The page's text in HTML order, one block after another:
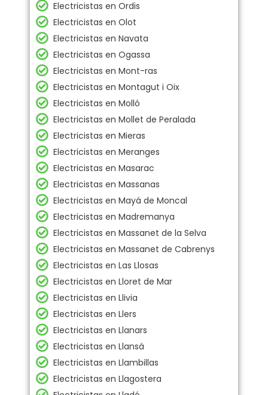
Electricistas en Ordis
Electricistas en Olot
Electricistas en Navata
Electricistas en Ogassa
Electricistas en Mont-ras
Electricistas en Montagut i Oix
Electricistas en Molló
Electricistas en Mollet de Peralada
Electricistas en Mieras
Electricistas en Meranges
Electricistas en Masarac
Electricistas en Massanas
Electricistas en Mayá de Moncal
Electricistas en Madremanya
Electricistas en Massanet de la Selva
Electricistas en Massanet de Cabrenys
Electricistas en Las Llosas
Electricistas en Lloret de Mar
Electricistas en Llivia
Electricistas en Llers
Electricistas en Llanars
Electricistas en Llansá
Electricistas en Llambillas
Electricistas en Llagostera